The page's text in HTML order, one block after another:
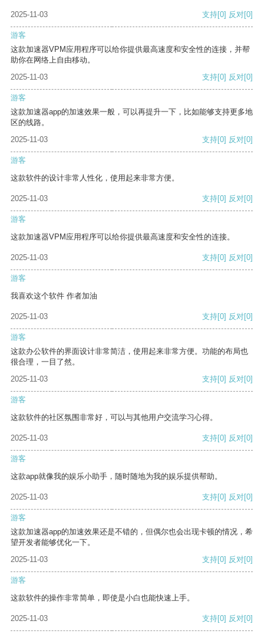
2025-11-03 支持[0] 反对[0]
游客
这款加速器VPM应用程序可以给你提供最高速度和安全性的连接，并帮
助你在网络上自由移动。
2025-11-03
支持[0] 反对[0]
游客
这款加速器app的加速效果一般，可以再提升一下，比如能够支持更多地
区的线路。
2025-11-03
支持[0] 反对[0]
游客
这款软件的设计非常人性化，使用起来非常方便。
2025-11-03 支持[0] 反对[0]
游客
这款加速器VPM应用程序可以给你提供最高速度和安全性的连接。
2025-11-03 支持[0] 反对[0]
游客
我喜欢这个软件 作者加油
2025-11-03 支持[0] 反对[0]
游客
这款办公软件的界面设计非常简洁，使用起来非常方便。功能的布局也
很合理，一目了然。
2025-11-03
支持[0] 反对[0]
游客
这款软件的社区氛围非常好，可以与其他用户交流学习心得。
2025-11-03 支持[0] 反对[0]
游客
这款app就像我的娱乐小助手，随时随地为我的娱乐提供帮助。
2025-11-03 支持[0] 反对[0]
游客
这款加速器app的加速效果还是不错的，但偶尔也会出现卡顿的情况，希
望开发者能够优化一下。
2025-11-03
支持[0] 反对[0]
游客
这款软件的操作非常简单，即使是小白也能快速上手。
2025-11-03 支持[0] 反对[0]